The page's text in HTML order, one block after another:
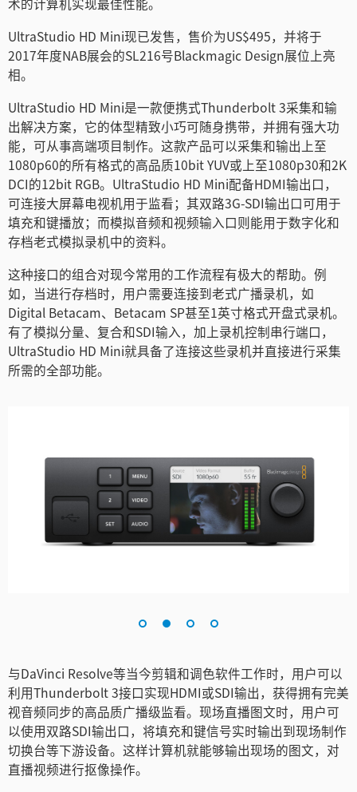
Malaysia
Netherlands
Norway
Poland
Portugal
Singapore
Spain
Sweden
中华台北
Ukraine
United Kingdom
United States
UltraStudio HD Mini现已发售，售价为US$495，并将于
2017年度NAB展会的SL216号Blackmagic Design展位上亮
相。
UltraStudio HD Mini是一款便携式Thunderbolt 3采集和输
出解决方案，它的体型精致小巧可随身携带，并拥有强大功
能，可从事高端项目制作。这款产品可以采集和输出上至
1080p60的所有格式的高品质10bit YUV或上至1080p30和2K
DCI的12bit RGB。UltraStudio HD Mini配备HDMI输出口，
可连接大屏幕电视机用于监看；其双路3G-SDI输出口可用于
填充和键播放；而模拟音频和视频输入口则能用于数字化和
存档老式模拟录机中的资料。
这种接口的组合对现今常用的工作流程有极大的帮助。例
如，当进行存档时，用户需要连接到老式广播录机，如
Digital Betacam、Betacam SP甚至1英寸格式开盘式录机。
有了模拟分量、复合和SDI输入，加上录机控制串行端口，
UltraStudio HD Mini就具备了连接这些录机并直接进行采集
所需的全部功能。
与DaVinci Resolve等当今剪辑和调色软件工作时，用户可以
利用Thunderbolt 3接口实现HDMI或SDI输出，获得拥有完美
视音频同步的高品质广播级监看。现场直播图文时，用户可
以使用双路SDI输出口，将填充和键信号实时输出到现场制作
切换台等下游设备。这样计算机就能够输出现场的图文，对
直播视频进行抠像操作。